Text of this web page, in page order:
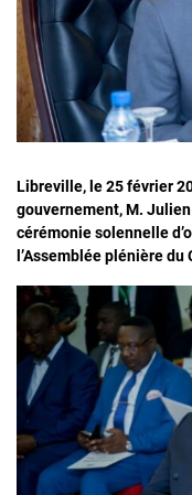
Libreville, le 25 février
gouvernement, M.
cérémonie solennelle
l’Assemblée plénière